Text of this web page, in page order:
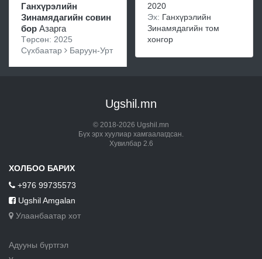
Ганхүрэлийн
Зинамядагийн совин
бор Азарга
Төрсөн: 2025
Сүхбаатар
Баруун-Урт
2020
Эх: Ганхүрэлийн
Зинамядагийн том
хонгор
Ugshil.mn
© 2018-2026 Ugshil.mn
Бүх эрх хуулиар хамгаалагдсан.
Хувилбар 2.6
ХОЛБОО БАРИХ
+976 99735573
Ugshil Amgalan
Улаанбаатар хот
Адууны бүртгэл